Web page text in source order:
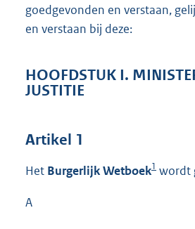
goedgevonden en verstaan,
en verstaan bij deze:
HOOFDSTUK I.
JUSTITIE
Artikel 1
Het Burgerlijk Wetboek1 wordt
A